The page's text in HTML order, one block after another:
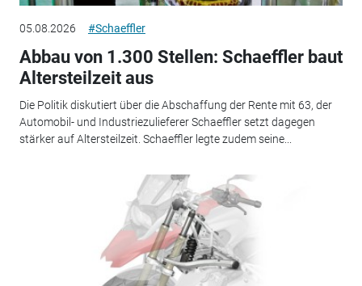
05.08.2026 #Schaeffler
Abbau von 1.300 Stellen: Schaeffler baut
Altersteilzeit aus
Die Politik diskutiert über die Abschaffung der Rente mit 63, der
Automobil- und Industriezulieferer Schaeffler setzt dagegen
stärker auf Altersteilzeit. Schaeffler legte zudem seine...